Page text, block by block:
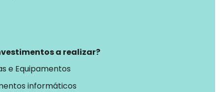
a realizar?
e Equipamentos
informáticos